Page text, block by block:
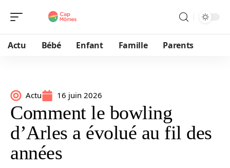
Actu Bébé Enfant Famille Parents
Actu 16 juin 2026
Comment le bowling
d’Arles a évolué au fil des
années